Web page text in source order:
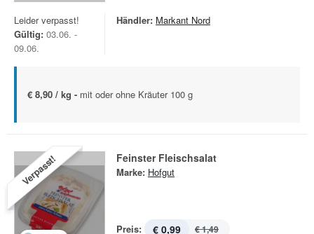
Leider verpasst!
Gültig: 03.06. -
09.06.
Händler: Markant Nord
€ 8,90 / kg - mit oder ohne Kräuter 100 g
Verpasst! Feinster Fleischsalat
Marke: Hofgut
Preis: € 0,99 € 1,49